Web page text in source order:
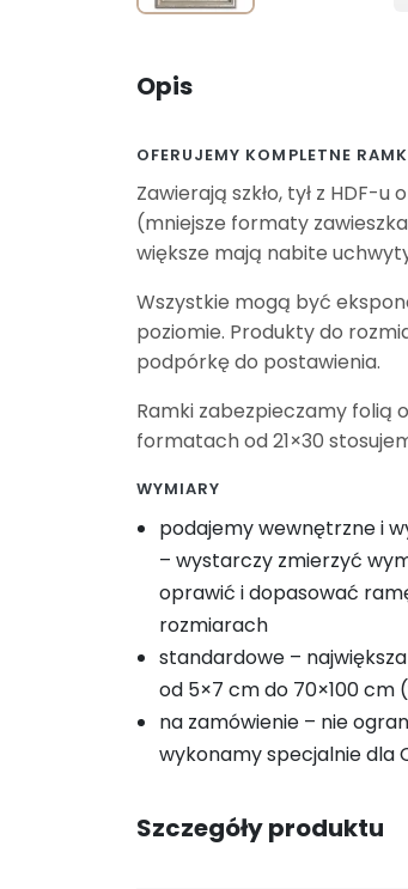
Opis
OFERUJEMY KOMPLETNE
Zawierają szkło, tył z HDF-
(mniejsze formaty
większe mają nabite
Wszystkie mogą być
poziomie. Produkty do
podpórkę do postawienia.
Ramki zabezpieczamy folią
formatach od 21×30
WYMIARY
podajemy wewnętrzne i
– wystarczy zmierzyć
oprawić i dopasować
rozmiarach
standardowe –
od 5×7 cm do 70×100 cm
na zamówienie – nie
wykonamy specjalnie dla
Szczegóły produktu